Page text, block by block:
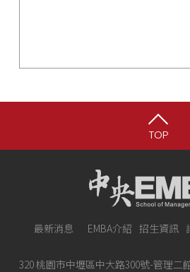
TOP
最新消息 EMBA介紹 招生資訊
320 桃園市中壢區中大路300號-管理二